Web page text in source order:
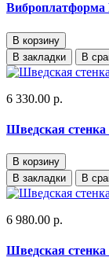
Виброплатформа
В корзину
В закладки
В
6 330.00 р.
Шведская
В корзину
В закладки
В
6 980.00 р.
Шведская